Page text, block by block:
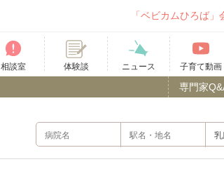
「ベビカムひろば」
相談室 体験談 ニュース 子育て動画
専門家